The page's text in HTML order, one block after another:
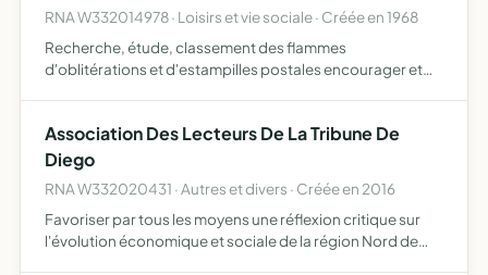
RNA W332014978 · Loisirs et vie sociale · Créée en 1968
Recherche, étude, classement des flammes
d'oblitérations et d'estampilles postales encourager et
Association Des Lecteurs De La Tribune De
Diego
RNA W332020431 · Autres et divers · Créée en 2016
Favoriser par tous les moyens une réflexion critique sur
l'évolution économique et sociale de la région Nord de